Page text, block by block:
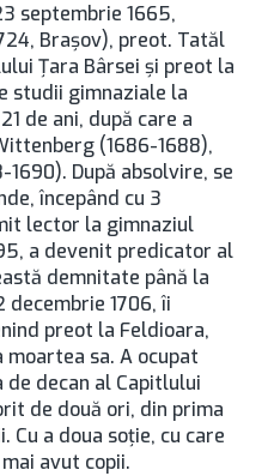
septembrie 1665,
Brașov), preot. Tatăl
Ţara Bârsei şi preot la
studii gimnaziale la
de ani, după care a
(1686-1688),
1690). După absolvire, se
începând cu 3
lector la gimnaziul
a devenit predicator al
demnitate până la
decembrie 1706, îi
preot la Feldioara,
sa. A ocupat
decan al Capitlului
de două ori, din prima
a doua soţie, cu care
avut copii.